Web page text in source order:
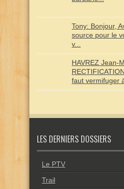
Tony: Bonjour,
source pour le
v...
HAVREZ Jean-
faut vermifuger
LES DERNIERS DOSSIERS
Le PTV
Trail